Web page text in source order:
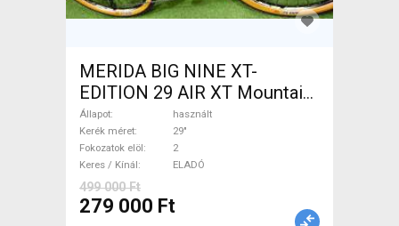
MERIDA BIG NINE XT-
EDITION 29 AIR XT Mountain
Bike 29" elöl teleszkópos
használt ELADÓ
Állapot
használt
Kerék méret
29"
Fokozatok elöl
2
Keres / Kínál
ELADÓ
499 000 Ft
279 000 Ft